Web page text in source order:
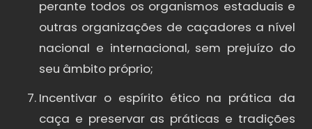
perante todos os organismos estaduais e
outras organizações de caçadores a nível
nacional e internacional, sem prejuízo do
seu âmbito próprio;
Incentivar o espírito ético na prática da
caça e preservar as práticas e tradições